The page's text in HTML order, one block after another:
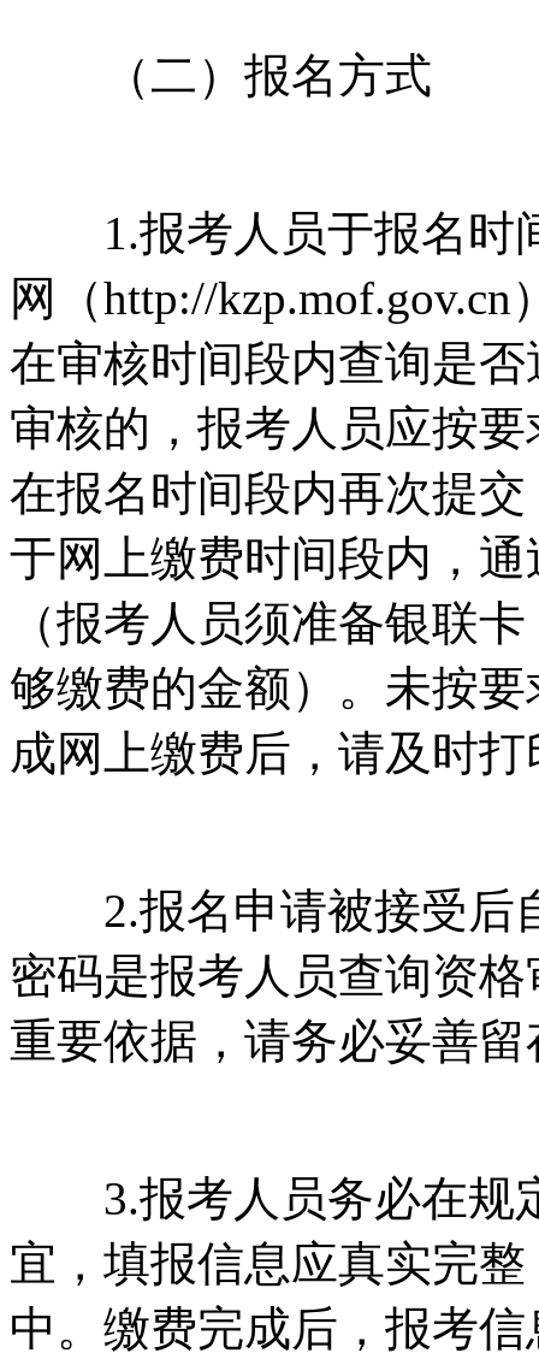
（二）报名方式
1.报考人员于报名时
网（http://
在审核时间段内查询是
审核的，报考人员应按
在报名时间段内再次提
于网上缴费时间段内，
（报考人员须准备银联
够缴费的金额）。未按
成网上缴费后，请及时
2.报名申请被接受后
密码是报考人员查询资
重要依据，请务必妥善留
3.报考人员务必在规
宜，填报信息应真实完
中。缴费完成后，报考